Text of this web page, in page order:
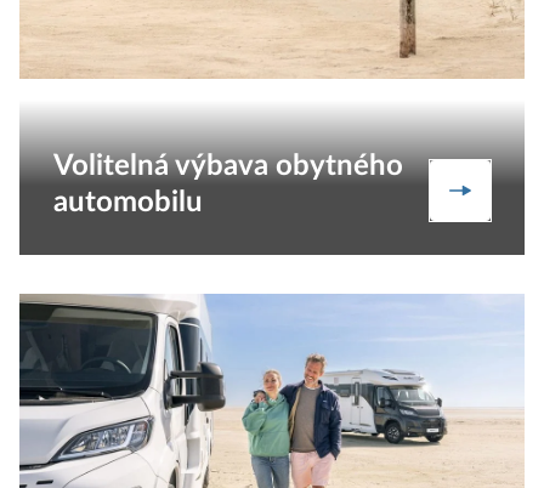
Volitelná výbava obytného
automobilu